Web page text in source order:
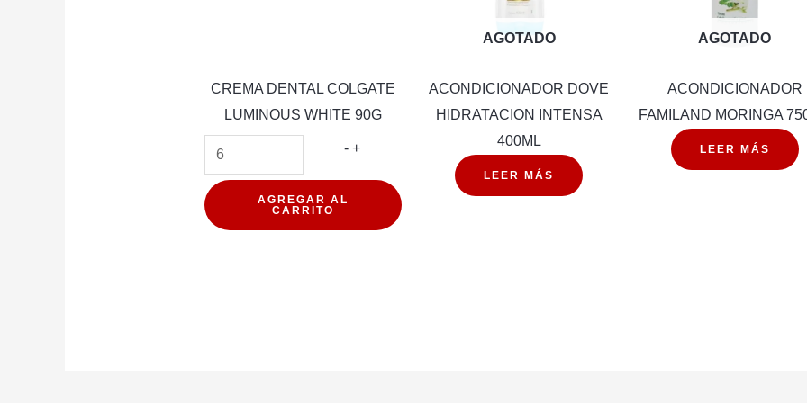
CREMA DENTAL COLGATE
LUMINOUS WHITE 90G
- CREMA
COLGATE
LUMINOUS
+
AGREGAR AL
CARRITO
AGOTADO
ACONDICIONADOR DOVE
HIDRATACION INTENSA
400ML
LEER MÁS
AGOTADO
ACONDICIONADOR
FAMILAND MORINGA
LEER MÁS